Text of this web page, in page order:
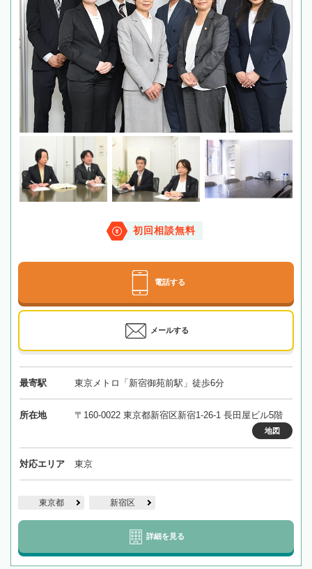
初回相談無料
電話する
メールする
最寄駅 東京メトロ「新宿御苑前駅」徒歩6分
所在地 〒160-0022 東京都新宿区新宿1-26-1 長田屋ビル5階
地図
対応エリア 東京
東京都 新宿区
詳細を見る